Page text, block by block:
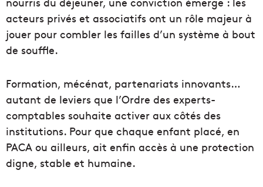
acteurs privés et associatifs ont un rôle majeur à
jouer pour combler les failles d’un système à bout
de souffle.
Formation, mécénat, partenariats innovants…
autant de leviers que l’Ordre des experts-
comptables souhaite activer aux côtés des
institutions. Pour que chaque enfant placé, en
PACA ou ailleurs, ait enfin accès à une protection
digne, stable et humaine.